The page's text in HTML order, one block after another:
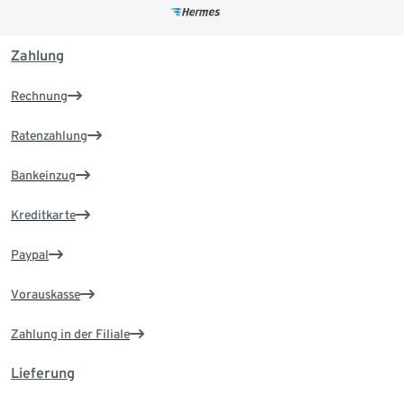
Zahlung
Rechnung
Ratenzahlung
Bankeinzug
Kreditkarte
Paypal
Vorauskasse
Zahlung in der Filiale
Lieferung